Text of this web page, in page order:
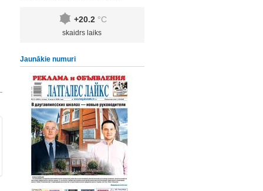
+20.2 °C
skaidrs laiks
Jaunākie numuri